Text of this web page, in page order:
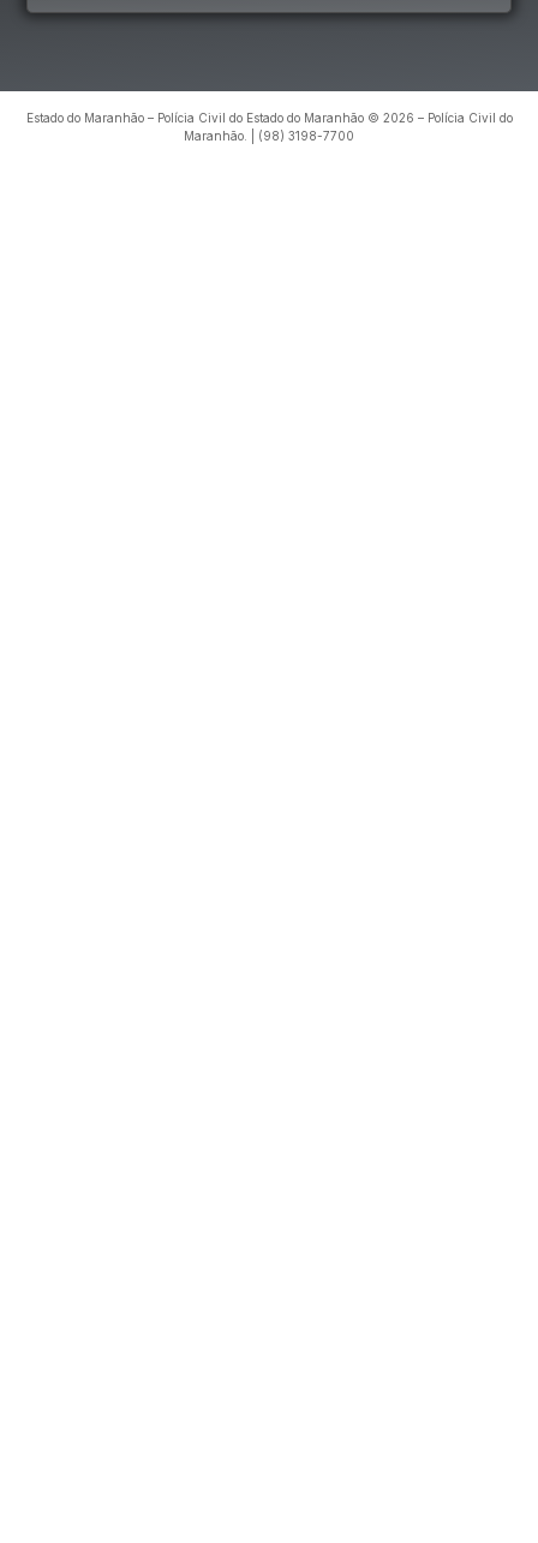
Estado do Maranhão – Polícia Civil do Estado do Maranhão © 2026 – Polícia Civil do
Maranhão. | (98) 3198-7700